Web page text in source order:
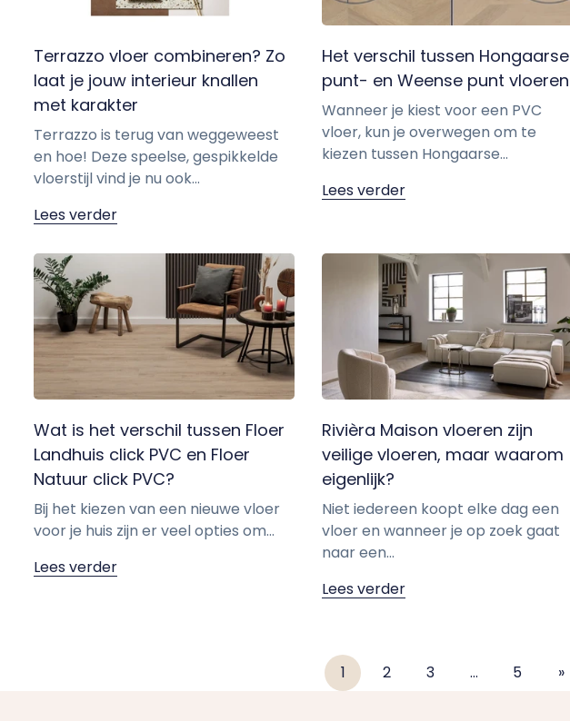
Terrazzo vloer combineren? Zo
laat je jouw interieur knallen
met karakter
Terrazzo is terug van weggeweest
en hoe! Deze speelse, gespikkelde
vloerstijl vind je nu ook...
Lees verder
Het verschil tussen Hongaarse
punt- en Weense punt vloeren
Wanneer je kiest voor een PVC
vloer, kun je overwegen om te
kiezen tussen Hongaarse...
Lees verder
Wat is het verschil tussen Floer
Landhuis click PVC en Floer
Natuur click PVC?
Bij het kiezen van een nieuwe vloer
voor je huis zijn er veel opties om...
Lees verder
Rivièra Maison vloeren zijn
veilige vloeren, maar waarom
eigenlijk?
Niet iedereen koopt elke dag een
vloer en wanneer je op zoek gaat
naar een...
Lees verder
1 2 3 … 5 »